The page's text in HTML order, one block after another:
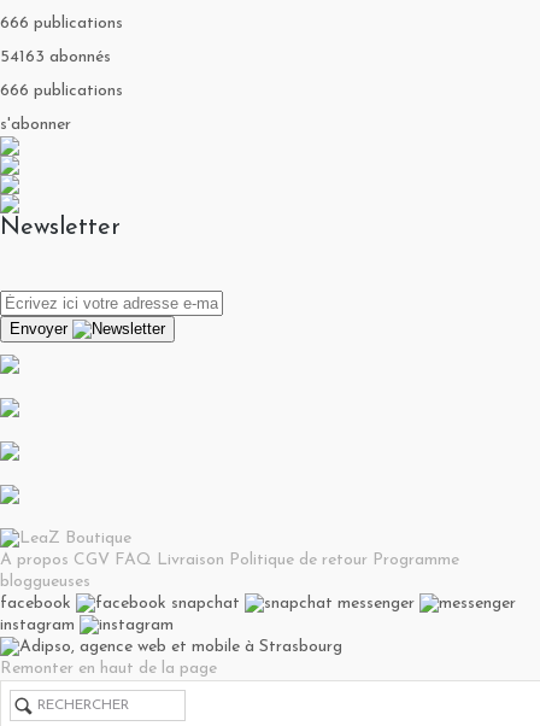
666 publications
54163 abonnés
666 publications
s'abonner
Newsletter
Envoyer
A propos CGV FAQ Livraison Politique de retour Programme
bloggueuses
facebook
snapchat
messenger
instagram
Remonter en haut de la page